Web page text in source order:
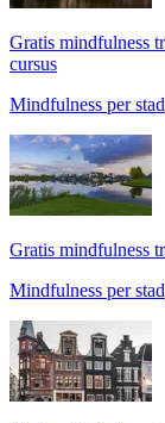
Gratis mindfulness
cursus
Mindfulness per stad
Gratis mindfulness
Mindfulness per stad